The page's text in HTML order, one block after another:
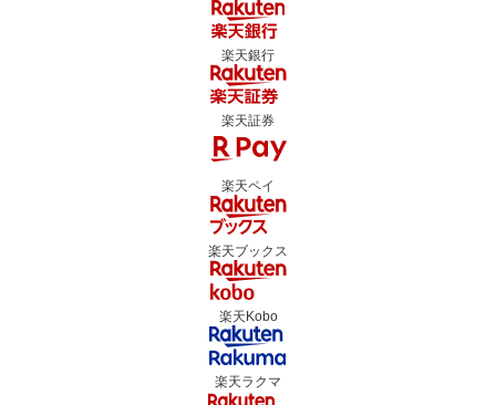
楽天銀行
楽天証券
楽天ペイ
楽天ブックス
楽天Kobo
楽天ラクマ